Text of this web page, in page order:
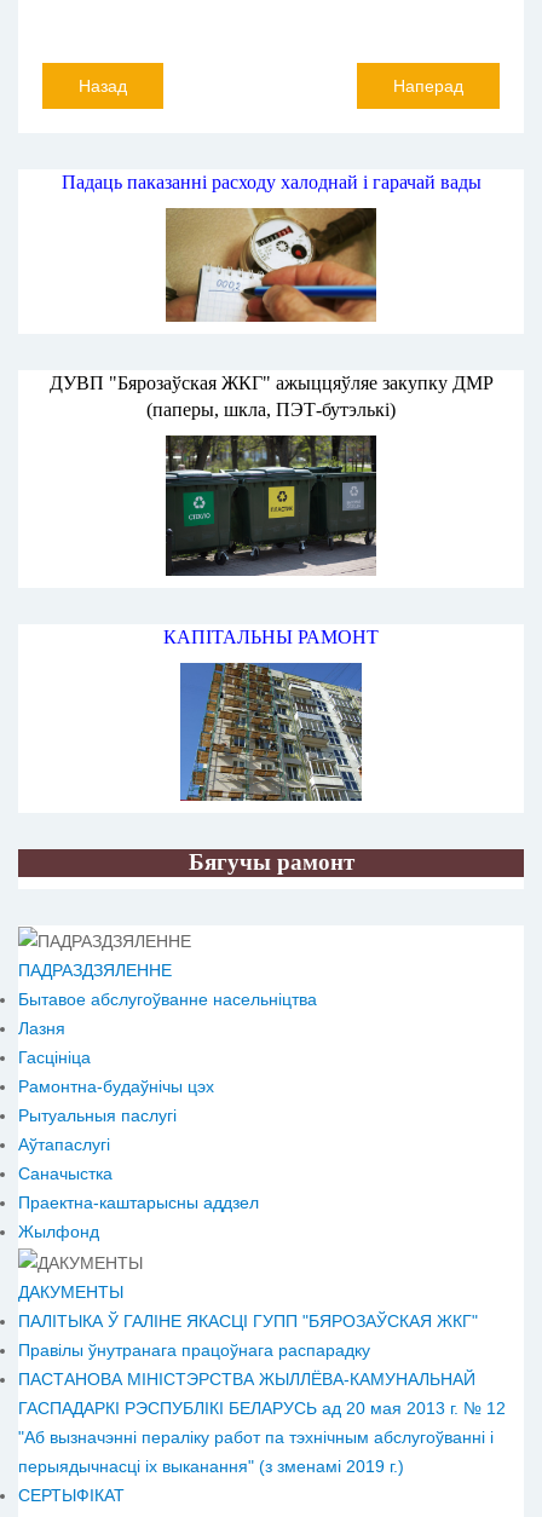
Назад Наперад
Падаць паказанні расходу халоднай і гарачай вады
ДУВП "Бярозаўская ЖКГ" ажыццяўляе закупку ДМР
(паперы, шкла, ПЭТ-бутэлькі)
КАПІТАЛЬНЫ РАМОНТ
Бягучы рамонт
ПАДРАЗДЗЯЛЕННЕ
Бытавое абслугоўванне насельніцтва
Лазня
Гасцініца
Рамонтна-будаўнічы цэх
Рытуальныя паслугі
Аўтапаслугі
Саначыстка
Праектна-каштарысны аддзел
Жылфонд
ДАКУМЕНТЫ
ПАЛІТЫКА Ў ГАЛІНЕ ЯКАСЦІ ГУПП "БЯРОЗАЎСКАЯ ЖКГ"
Правілы ўнутранага працоўнага распарадку
ПАСТАНОВА МІНІСТЭРСТВА ЖЫЛЛЁВА-КАМУНАЛЬНАЙ
ГАСПАДАРКІ РЭСПУБЛІКІ БЕЛАРУСЬ ад 20 мая 2013 г. № 12
"Аб вызначэнні пераліку работ па тэхнічным абслугоўванні і
перыядычнасці іх выканання" (з зменамі 2019 г.)
СЕРТЫФІКАТ